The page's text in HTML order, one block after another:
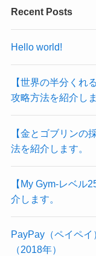
Recent Posts
Hello world!
【世界の半分くれ
攻略方法を紹介しま
【金とゴブリンの
法を紹介します。
【My Gym-レベ
介します。
PayPay（ペイペ
（2018年）